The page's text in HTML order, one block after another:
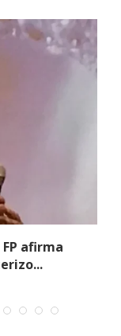
afirma